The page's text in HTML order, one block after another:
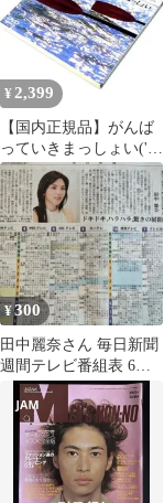
¥ 2,399
【国内正規品】がんば
っていきまっしょい('98
フジテレビジョン)
DVD
¥300
田中麗奈さん 毎日新聞
週間テレビ番組表 6月
2p日掲載